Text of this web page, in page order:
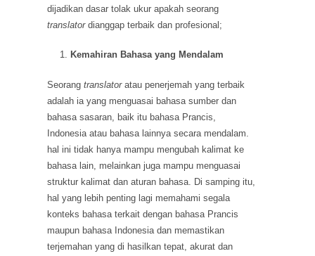
dijadikan dasar tolak ukur apakah seorang
translatordianggap terbaik dan profesional;
Kemahiran Bahasa yang Mendalam
Seorangtranslatoratau penerjemah yang terbaik
adalah ia yang menguasai bahasa sumber dan
bahasa sasaran, baik itu bahasa Prancis,
Indonesia atau bahasa lainnya secara mendalam.
hal ini tidak hanya mampu mengubah kalimat ke
bahasa lain, melainkan juga mampu menguasai
struktur kalimat dan aturan bahasa. Di samping itu,
hal yang lebih penting lagi memahami segala
konteks bahasa terkait dengan bahasa Prancis
maupun bahasa Indonesia dan memastikan
terjemahan yang di hasilkan tepat, akurat dan